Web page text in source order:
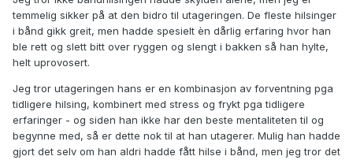
temmelig sikker på at den bidro til utageringen. De fleste hilsinger
i bånd gikk greit, men hadde spesielt èn dårlig erfaring hvor han
ble rett og slett bitt over ryggen og slengt i bakken så han hylte,
helt uprovosert.
Jeg tror utageringen hans er en kombinasjon av forventning pga
tidligere hilsing, kombinert med stress og frykt pga tidligere
erfaringer - og siden han ikke har den beste mentaliteten til og
begynne med, så er dette nok til at han utagerer. Mulig han hadde
gjort det selv om han aldri hadde fått hilse i bånd, men jeg tror det